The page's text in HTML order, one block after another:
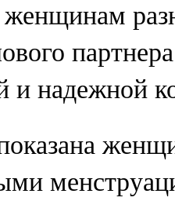
и надежной